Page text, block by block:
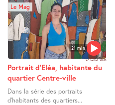
21 min
Le Mag
27 Juillet 2026
Portrait d’Eléa, habitante du
quartier Centre-ville
Dans la série des portraits
d’habitants des quartiers...